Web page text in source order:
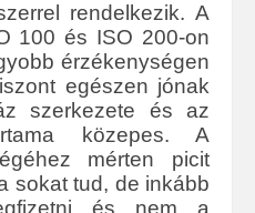
rendelkezik. A
100 és ISO 200-on
érzékenységen
egészen jónak
szerkezete és az
közepes. A
mérten picit
sokat tud, de inkább
és nem a